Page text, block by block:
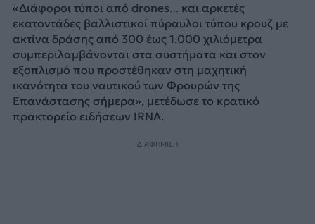
«Διάφοροι τύποι από drones… και αρκετές
εκατοντάδες βαλλιστικοί πύραυλοι τύπου κρουζ με
ακτίνα δράσης από 300 έως 1.000 χιλιόμετρα
συμπεριλαμβάνονται στα συστήματα και στον
εξοπλισμό που προστέθηκαν στη μαχητική
ικανότητα του ναυτικού των Φρουρών της
Επανάστασης σήμερα», μετέδωσε το κρατικό
πρακτορείο ειδήσεων IRNA.
ΔΙΑΦΗΜΙΣΗ